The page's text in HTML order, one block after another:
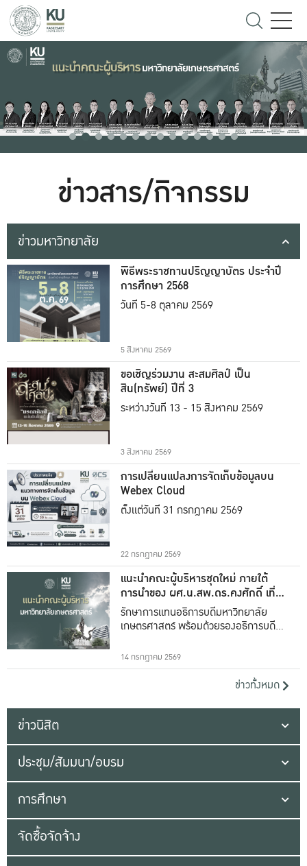
ข่าวสาร/กิจกรรม
ข่าวมหาวิทยาลัย
พิธีพระราชทานปริญญาบัตร ประจำปี
การศึกษา 2568
วันที่ 5-8 ตุลาคม 2569
5 สิงหาคม 2569
ขอเชิญร่วมงาน สะสมศิลป์ เป็น
สิน(ทรัพย์) ปีที่ 3
ระหว่างวันที่ 13 - 15 สิงหาคม 2569
3 สิงหาคม 2569
การเปลี่ยนแปลงการจัดเก็บข้อมูลบน
Webex Cloud
ตั้งแต่วันที่ 31 กรกฎาคม 2569
22 กรกฎาคม 2569
แนะนำคณะผู้บริหารชุดใหม่ ภายใต้
การนำของ ผศ.น.สพ.ดร.คงศักดิ์ เที่ยง
ธรรม
รักษาการแทนอธิการบดีมหาวิทยาลัย
เกษตรศาสตร์ พร้อมด้วยรองอธิการบดีทั้ง
14 กรกฎาคม 2569
ข่าวทั้งหมด
ข่าวนิสิต
ประชุม/สัมมนา/อบรม
การศึกษา
จัดซื้อจัดจ้าง